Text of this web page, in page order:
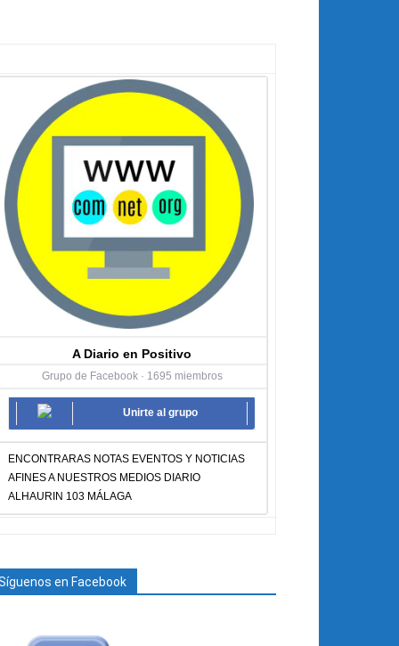
A Diario en Positivo
Grupo de Facebook · 1695 miembros
Unirte al grupo
ENCONTRARAS NOTAS EVENTOS Y NOTICIAS
AFINES A NUESTROS MEDIOS DIARIO
ALHAURIN 103 MÁLAGA
en Facebook